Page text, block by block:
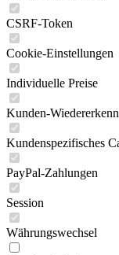
CSRF-Token
Cookie-Einstellungen
Individuelle Preise
Kunden-
Kundenspezifisches
PayPal-Zahlungen
Session
Währungswechsel